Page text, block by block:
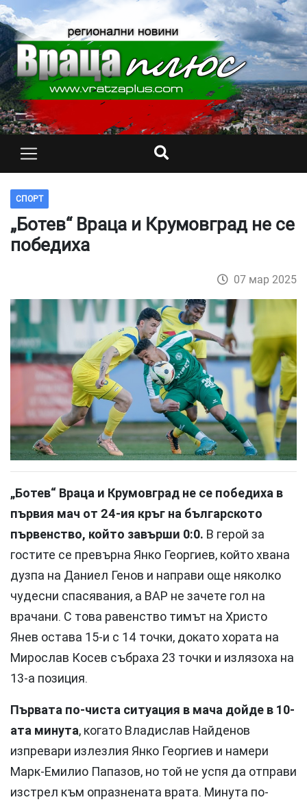
СПОРТ
„Ботев“ Враца и Крумовград не се
победиха
07 мар 2025
„Ботев“ Враца и Крумовград не се победиха в
първия мач от 24-ия кръг на българското
първенство, който завърши 0:0. В герой за
гостите се превърна Янко Георгиев, който хвана
дузпа на Даниел Генов и направи още няколко
чудесни спасявания, а ВАР не зачете гол на
врачани. С това равенство тимът на Христо
Янев остава 15-и с 14 точки, докато хората на
Мирослав Косев събраха 23 точки и излязоха на
13-а позиция.
Първата по-чиста ситуация в мача дойде в 10-
ата минута, когато Владислав Найденов
изпревари излезлия Янко Георгиев и намери
Марк-Емилио Папазов, но той не успя да отправи
изстрел към опразнената врата. Минута по-